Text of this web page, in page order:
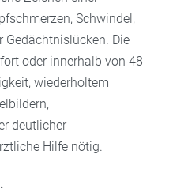
Schwindel,
Gedächtnislücken. Die
oder innerhalb von 48
wiederholtem
deutlicher
Hilfe nötig.